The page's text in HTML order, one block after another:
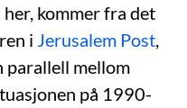
kommer fra det
i Jerusalem Post
parallell mellom
på 1990-